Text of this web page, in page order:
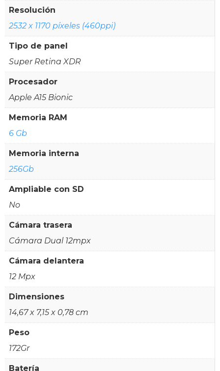
Resolución
2532 x 1170 píxeles (460ppi)
Tipo de panel
Super Retina XDR
Procesador
Apple A15 Bionic
Memoria RAM
6 Gb
Memoria interna
256Gb
Ampliable con SD
No
Cámara trasera
Cámara Dual 12mpx
Cámara delantera
12 Mpx
Dimensiones
14,67 x 7,15 x 0,78 cm
Peso
172Gr
Batería